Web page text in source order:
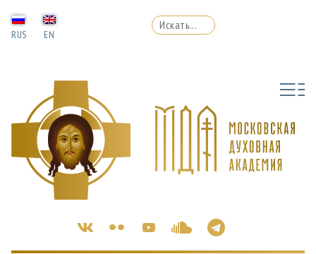
RUS EN